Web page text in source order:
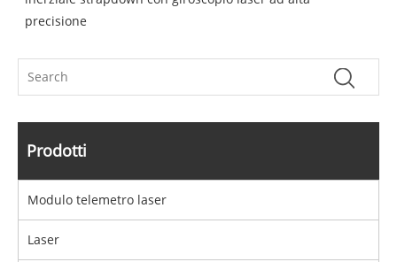
precisione
Prodotti
Modulo telemetro laser
Laser